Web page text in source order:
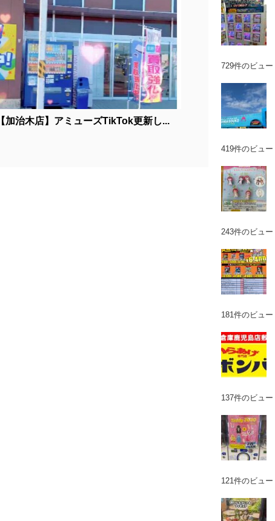
【加治木店】アミューズTikTok更新し...
カ
イ
ブ
729件のビュー
419件のビュー
243件のビュー
181件のビュー
137件のビュー
121件のビュー